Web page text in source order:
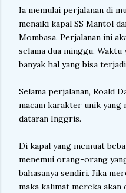
Ia memulai perjalanan di
menaiki kapal SS Mantol
Mombasa. Perjalanan ini
selama dua minggu.
banyak hal yang bisa
Selama perjalanan, Roald
macam karakter unik yang
dataran Inggris.
Di kapal yang memuat
menemui orang-orang
bahasanya sendiri. Jika
maka kalimat mereka